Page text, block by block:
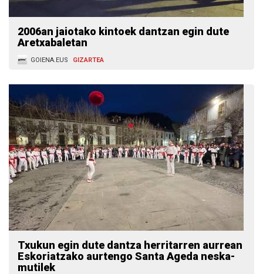
2006an jaiotako kintoek dantzan egin dute
Aretxabaletan
GOIENA.EUS GIZARTEA
Txukun egin dute dantza herritarren aurrean
Eskoriatzako aurtengo Santa Ageda neska-
mutilek